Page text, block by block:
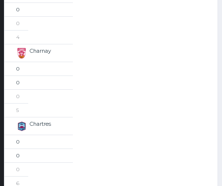
0
0
4
Charnay
0
0
0
5
Chartres
0
0
0
6